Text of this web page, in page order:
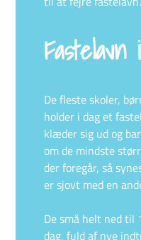
De fleste skoler,
holder i dag et
klæder sig ud og
om de mindste
der foregår, så
er sjovt med en
De små helt ned til
dag, fuld af nye